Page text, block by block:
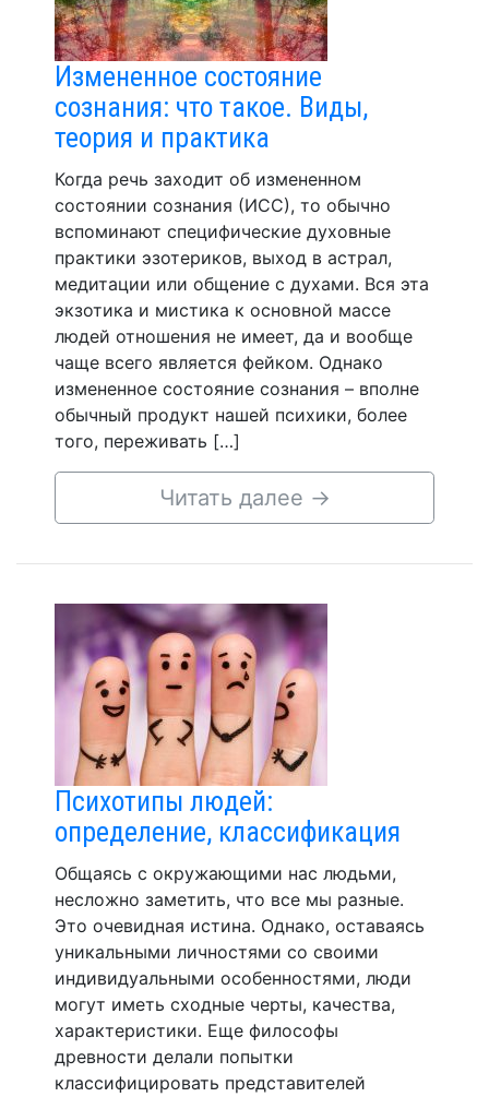
Измененное состояние
сознания: что такое. Виды,
теория и практика
Когда речь заходит об измененном
состоянии сознания (ИСС), то обычно
вспоминают специфические духовные
практики эзотериков, выход в астрал,
медитации или общение с духами. Вся эта
экзотика и мистика к основной массе
людей отношения не имеет, да и вообще
чаще всего является фейком. Однако
измененное состояние сознания – вполне
обычный продукт нашей психики, более
того, переживать […]
Читать далее →
Психотипы людей:
определение, классификация
Общаясь с окружающими нас людьми,
несложно заметить, что все мы разные.
Это очевидная истина. Однако, оставаясь
уникальными личностями со своими
индивидуальными особенностями, люди
могут иметь сходные черты, качества,
характеристики. Еще философы
древности делали попытки
классифицировать представителей